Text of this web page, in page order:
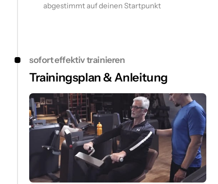
abgestimmt auf deinen Startpunkt
sofort effektiv trainieren
Trainingsplan & Anleitung